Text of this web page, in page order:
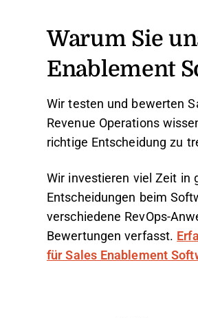
Warum Sie
Enablement
Wir testen und bewerten
Revenue Operations
richtige Entscheidung zu
Wir investieren viel Zeit in
Entscheidungen beim
verschiedene RevOps-
Bewertungen verfasst.
für Sales Enablement